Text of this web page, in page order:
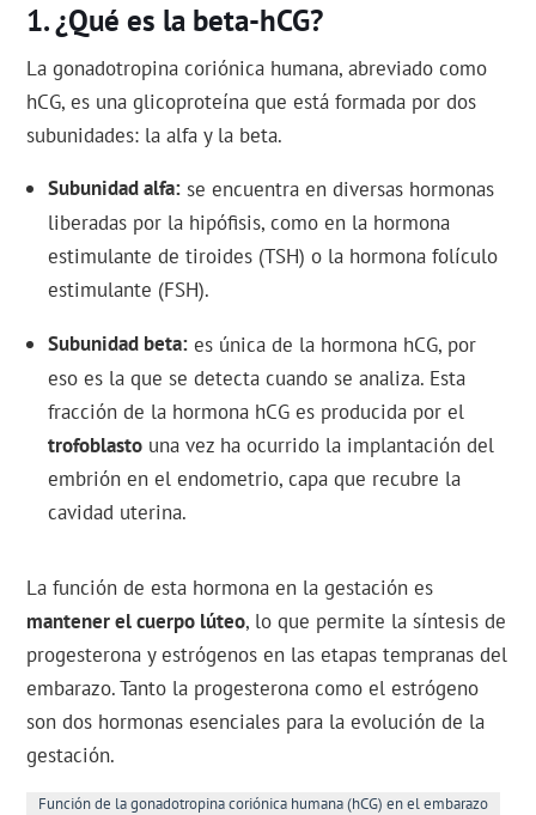
¿Qué es la beta-hCG?
La gonadotropina coriónica humana, abreviado como
hCG, es una glicoproteína que está formada por dos
subunidades: la alfa y la beta.
Subunidad alfa se encuentra en diversas hormonas
liberadas por la hipófisis, como en la hormona
estimulante de tiroides (TSH) o la hormona folículo
estimulante (FSH).
Subunidad beta es única de la hormona hCG, por
eso es la que se detecta cuando se analiza. Esta
fracción de la hormona hCG es producida por el
trofoblasto una vez ha ocurrido la implantación del
embrión en el endometrio, capa que recubre la
cavidad uterina.
La función de esta hormona en la gestación es
mantener el cuerpo lúteo, lo que permite la síntesis de
progesterona y estrógenos en las etapas tempranas del
embarazo. Tanto la progesterona como el estrógeno
son dos hormonas esenciales para la evolución de la
gestación.
Función de la gonadotropina coriónica humana (hCG) en el embarazo